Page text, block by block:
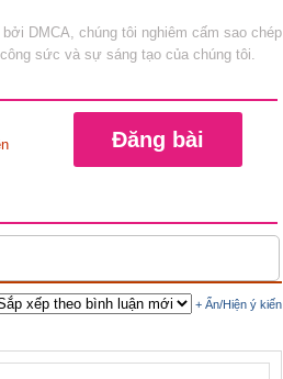
DMCA, chúng tôi nghiêm cấm sao chép
sức và sự sáng tạo của chúng tôi.
Đăng bài